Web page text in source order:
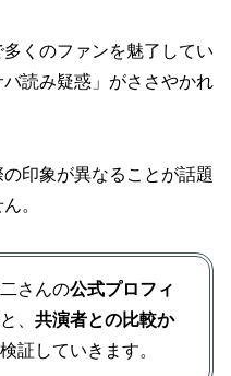
くのファンを魅了してい
読み疑惑」がささやかれ
印象が異なることが話題
。
さんの公式プロフィ
と、 共演者との比較か
証していきます。